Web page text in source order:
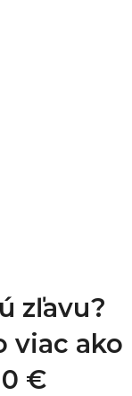
zľavu?
viac ako
€